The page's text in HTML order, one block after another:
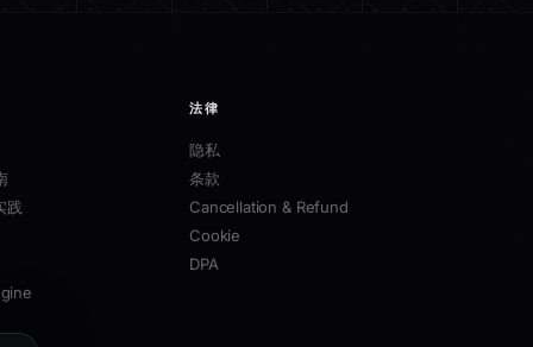
践
法律
隐私
条款
Cancellation & Refund
Cookie
DPA